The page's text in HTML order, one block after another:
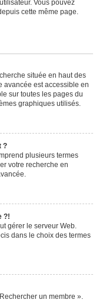
Vous pouvez
cette même page.
située en haut des
avancée est accessible en
sur toutes les pages du
graphiques utilisés.
?
plusieurs termes
votre recherche en
?!
gérer le serveur Web.
dans le choix des termes
un membre ».